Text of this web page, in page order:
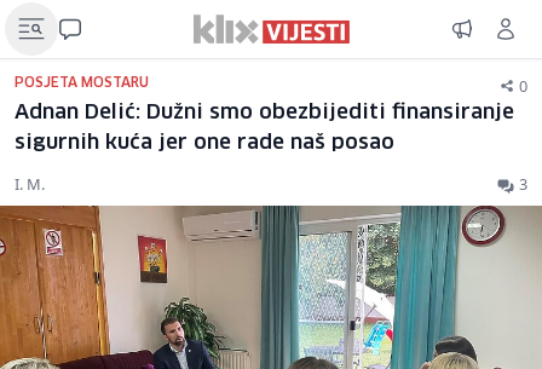
POSJETA MOSTARU 0
Adnan Delić: Dužni smo obezbijediti finansiranje
sigurnih kuća jer one rade naš posao
I. M. 3